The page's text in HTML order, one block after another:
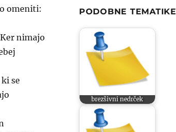
omeniti:
nimajo
se
PODOBNE TEMATIKE
brezšivni nedrček